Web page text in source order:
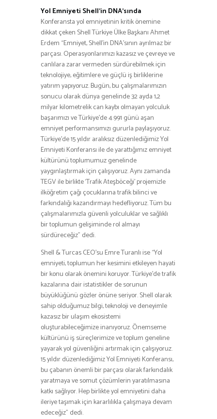
Yol Emniyeti Shell’in DNA’sında
Konferansta yol emniyetinin kritik önemine
dikkat çeken Shell Türkiye Ülke Başkanı Ahmet
Erdem “Emniyet, Shell’in DNA’sının ayrılmaz bir
parçası. Operasyonlarımızı kazasız ve çevreye ve
canlılara zarar vermeden sürdürebilmek için
teknolojiye, eğitimlere ve güçlü iş birliklerine
yatırım yapıyoruz. Bugün, bu çalışmalarımızın
sonucu olarak dünya genelinde 32 ayda 1,2
milyar kilometrelik can kaybı olmayan yolculuk
başarımızı ve Türkiye’de 4.991 günü aşan
emniyet performansımızı gururla paylaşıyoruz.
Türkiye’de 15 yıldır aralıksız düzenlediğimiz Yol
Emniyeti Konferansı ile de yarattığımız emniyet
kültürünü toplumumuz genelinde
yaygınlaştırmak için çalışıyoruz. Aynı zamanda
TEGV ile birlikte ‘Trafik Ateşböceği’ projemizle
ilköğretim çağı çocuklarına trafik bilinci ve
farkındalığı kazandırmayı hedefliyoruz. Tüm bu
çalışmalarımızla güvenli yolculuklar ve sağlıklı
bir toplumun gelişiminde rol almayı
sürdüreceğiz” dedi.
Shell & Turcas CEO’su Emre Turanlı ise “Yol
emniyeti, toplumun her kesimini etkileyen hayati
bir konu olarak önemini koruyor. Türkiye’de trafik
kazalarına dair istatistikler de sorunun
büyüklüğünü gözler önüne seriyor. Shell olarak
sahip olduğumuz bilgi, teknoloji ve deneyimle
kazasız bir ulaşım ekosistemi
oluşturabileceğimize inanıyoruz. Önemseme
kültürünü iş süreçlerimize ve toplum geneline
yayarak yol güvenliğini artırmak için çalışıyoruz.
15 yıldır düzenlediğimiz Yol Emniyeti Konferansı,
bu çabanın önemli bir parçası olarak farkındalık
yaratmaya ve somut çözümlerin yaratılmasına
katkı sağlıyor. Hep birlikte yol emniyetini daha
ileriye taşımak için kararlılıkla çalışmaya devam
edeceğiz” dedi.